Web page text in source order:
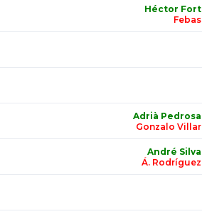
Héctor Fort
Febas
Adrià Pedrosa
Gonzalo Villar
André Silva
Á. Rodríguez